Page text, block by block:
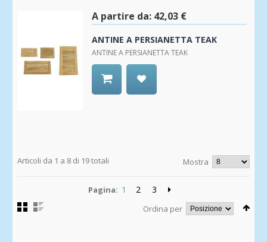
A partire da: 42,03 €
ANTINE A PERSIANETTA TEAK
ANTINE A PERSIANETTA TEAK
Articoli da 1 a 8 di 19 totali Mostra
Pagina: 1 2 3
Ordina per